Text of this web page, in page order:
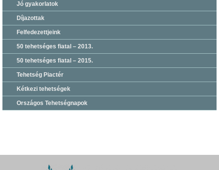
Jó gyakorlatok
Díjazottak
Felfedezettjeink
50 tehetséges fiatal – 2013.
50 tehetséges fiatal – 2015.
Tehetség Piactér
Kétkezi tehetségek
Országos Tehetségnapok